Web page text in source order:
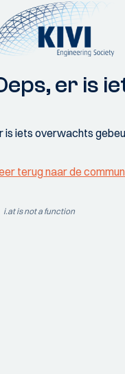
er is
is iets overwachts
terug naar de
i.at is not a function